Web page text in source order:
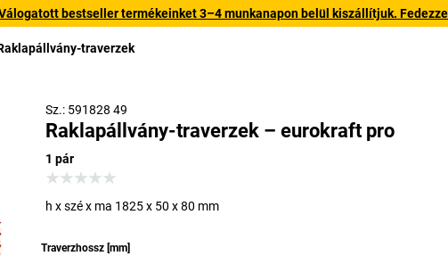
bestseller termékeinket 3–4 munkanapon belül kiszállítjuk.
traverzek
Sz.: 591828 49
Raklapállvány-traverzek – eurokraft pro
1 pár
h x szé x ma 1825 x 50 x 80 mm
Traverzhossz [mm]